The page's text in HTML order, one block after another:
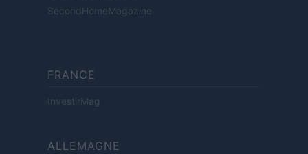
SecondHomeMagazine
FRANCE
InvestirMag
ALLEMAGNE